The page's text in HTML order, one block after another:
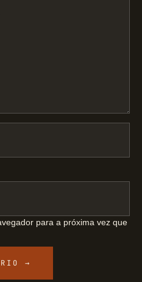
para a próxima vez que